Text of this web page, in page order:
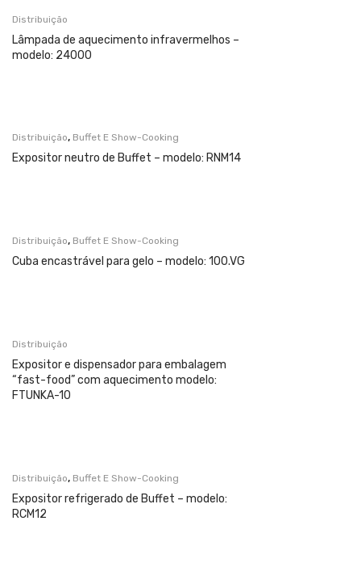
Distribuição
Lâmpada de aquecimento infravermelhos –
modelo: 24000
Distribuição, Buffet E Show-Cooking
Expositor neutro de Buffet – modelo: RNM14
Distribuição, Buffet E Show-Cooking
Cuba encastrável para gelo – modelo: 100.VG
Distribuição
Expositor e dispensador para embalagem
“fast-food” com aquecimento modelo:
FTUNKA-10
Distribuição, Buffet E Show-Cooking
Expositor refrigerado de Buffet – modelo:
RCM12